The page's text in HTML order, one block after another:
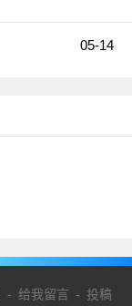
05-14
- 给我留言 - 投稿